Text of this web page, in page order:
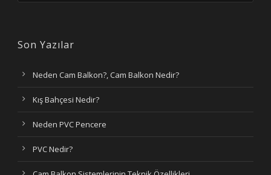
Son Yazılar
Neden Cam Balkon?, Cam Balkon Nedir?
Kış Bahçesi Nedir?
Neden PVC Pencere
PVC Nedir?